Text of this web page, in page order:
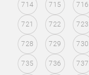
714 715 716
721 722 723
728 729 730
735 736 737